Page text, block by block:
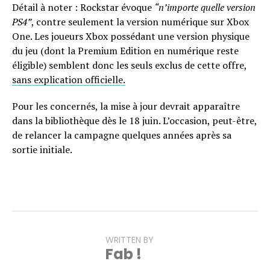
Détail à noter : Rockstar évoque “n’importe quelle version
PS4”, contre seulement la version numérique sur Xbox
One. Les joueurs Xbox possédant une version physique
du jeu (dont la Premium Edition en numérique reste
éligible) semblent donc les seuls exclus de cette offre,
sans explication officielle.
Pour les concernés, la mise à jour devrait apparaître
dans la bibliothèque dès le 18 juin. L’occasion, peut-être,
de relancer la campagne quelques années après sa
sortie initiale.
WRITTEN BY
Fab !